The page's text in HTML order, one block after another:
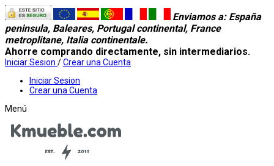
Enviamos a: España
peninsula, Baleares, Portugal continental, France
metroplitane, Italia continentale.
Ahorre comprando directamente, sin intermediarios.
Iniciar Sesion /Crear una Cuenta
Iniciar Sesion
Crear una Cuenta
Menú